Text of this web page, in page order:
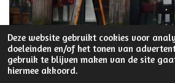
Deze website gebruikt cookies voor
doeleinden en/of het tonen van
gebruik te blijven maken van de site
hiermee akkoord.